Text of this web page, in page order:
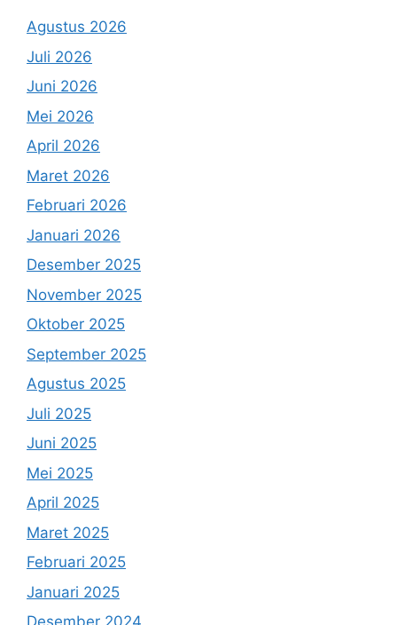
Agustus 2026
Juli 2026
Juni 2026
Mei 2026
April 2026
Maret 2026
Februari 2026
Januari 2026
Desember 2025
November 2025
Oktober 2025
September 2025
Agustus 2025
Juli 2025
Juni 2025
Mei 2025
April 2025
Maret 2025
Februari 2025
Januari 2025